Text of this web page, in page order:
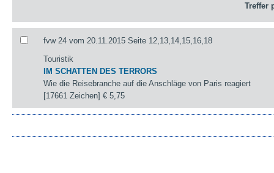
Treffer
fvw 24 vom 20.11.2015 Seite 12,13,14,15,16,18
Touristik
IM SCHATTEN DES TERRORS
Wie die Reisebranche auf die Anschläge von Paris reagiert
[17661 Zeichen]€ 5,75